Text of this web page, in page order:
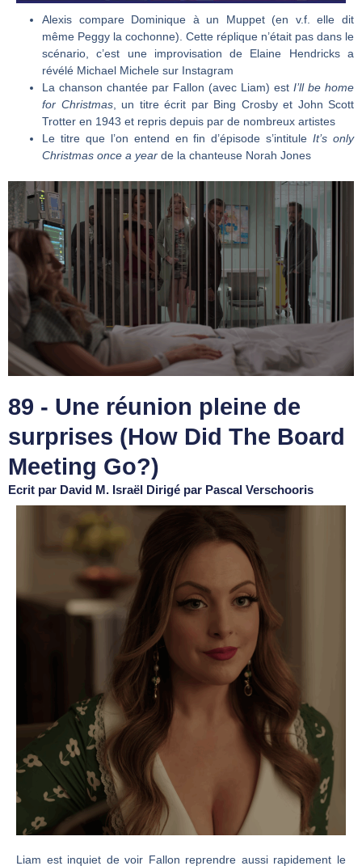
Alexis compare Dominique à un Muppet (en v.f. elle dit
même Peggy la cochonne). Cette réplique n’était pas dans le
scénario, c’est une improvisation de Elaine Hendricks a
révélé Michael Michele sur Instagram
La chanson chantée par Fallon (avec Liam) est I’ll be home
for Christmas, un titre écrit par Bing Crosby et John Scott
Trotter en 1943 et repris depuis par de nombreux artistes
Le titre que l’on entend en fin d’épisode s’intituleIt’s only
Christmas once a year de la chanteuse Norah Jones
89 - Une réunion pleine de
surprises (How Did The Board
Meeting Go?)
Ecrit par David M. Israël Dirigé par Pascal Verschooris
Liam est inquiet de voir Fallon reprendre aussi rapidement le